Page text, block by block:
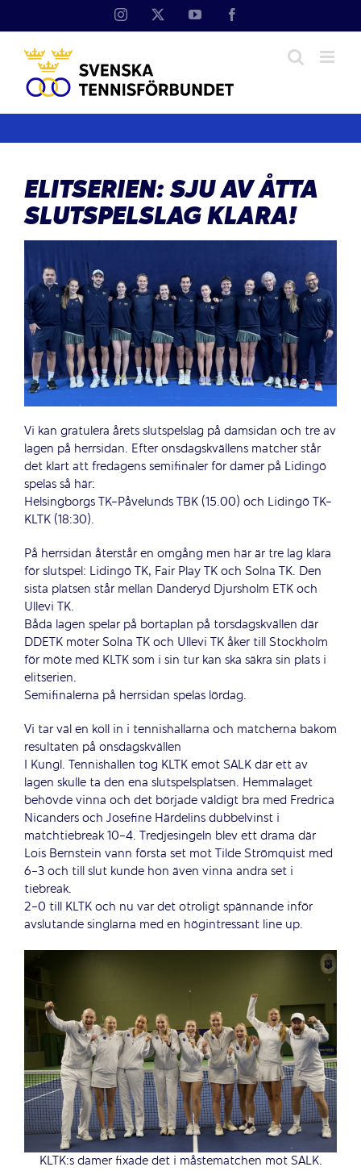
Instagram YouTube
ELITSERIEN: SJU AV ÅTTA
SLUTSPELSLAG KLARA!
Vi kan gratulera årets slutspelslag på damsidan och tre av
lagen på herrsidan. Efter onsdagskvällens matcher står
det klart att fredagens semifinaler för damer på Lidingö
spelas så här:
Helsingborgs TK-Påvelunds TBK (15.00) och Lidingö TK-
KLTK (18:30).
På herrsidan återstår en omgång men här är tre lag klara
för slutspel: Lidingö TK, Fair Play TK och Solna TK. Den
sista platsen står mellan Danderyd Djursholm ETK och
Ullevi TK.
Båda lagen spelar på bortaplan på torsdagskvällen där
DDETK möter Solna TK och Ullevi TK åker till Stockholm
för möte med KLTK som i sin tur kan ska säkra sin plats i
elitserien.
Semifinalerna på herrsidan spelas lördag.
Vi tar väl en koll in i tennishallarna och matcherna bakom
resultaten på onsdagskvällen
I Kungl. Tennishallen tog KLTK emot SALK där ett av
lagen skulle ta den ena slutspelsplatsen. Hemmalaget
behövde vinna och det började väldigt bra med Fredrica
Nicanders och Josefine Härdelins dubbelvinst i
matchtiebreak 10-4. Tredjesingeln blev ett drama där
Lois Bernstein vann första set mot Tilde Strömquist med
6-3 och till slut kunde hon även vinna andra set i
tiebreak.
2-0 till KLTK och nu var det otroligt spännande inför
avslutande singlarna med en högintressant line up.
KLTK:s damer fixade det i måstematchen mot SALK.